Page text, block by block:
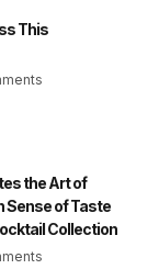
This
the Art of
Sense of Taste
Collection